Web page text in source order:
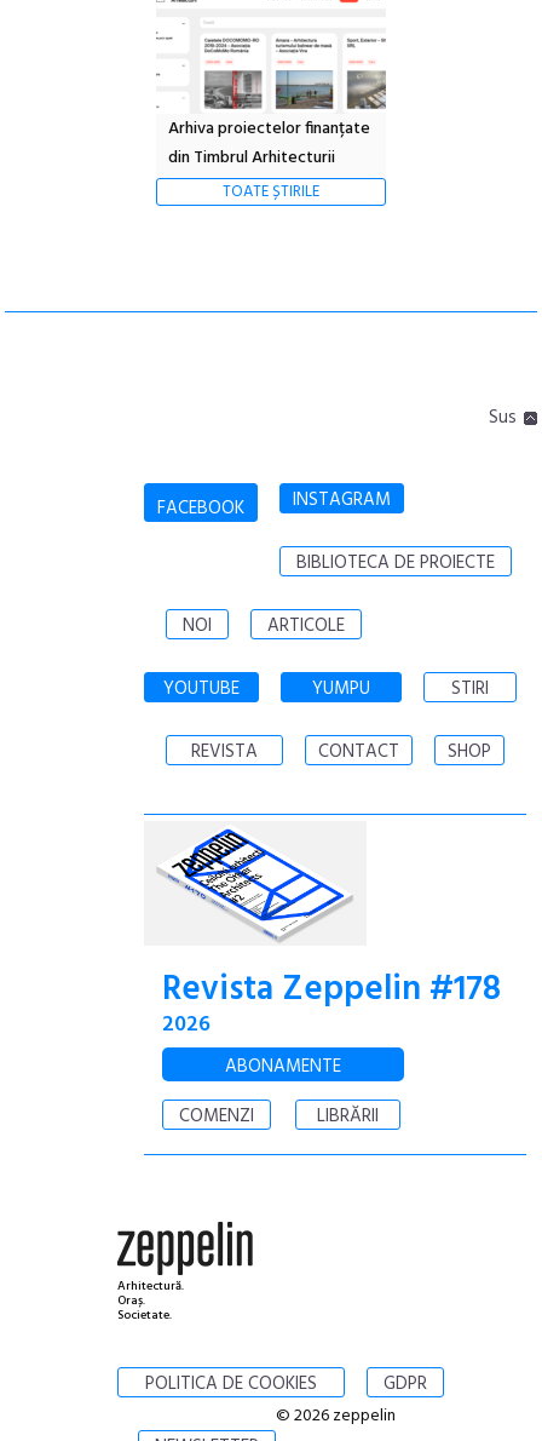
Arhiva proiectelor finanțate
din Timbrul Arhitecturii
TOATE ȘTIRILE
Sus
FACEBOOK INSTAGRAM
BIBLIOTECA DE PROIECTE
NOI ARTICOLE
YOUTUBE YUMPU STIRI
REVISTA CONTACT SHOP
Revista Zeppelin #178
2026
ABONAMENTE
COMENZI
LIBRĂRII
Arhitectură.
Oraș.
Societate.
POLITICA DE COOKIES GDPR
© 2026 zeppelin